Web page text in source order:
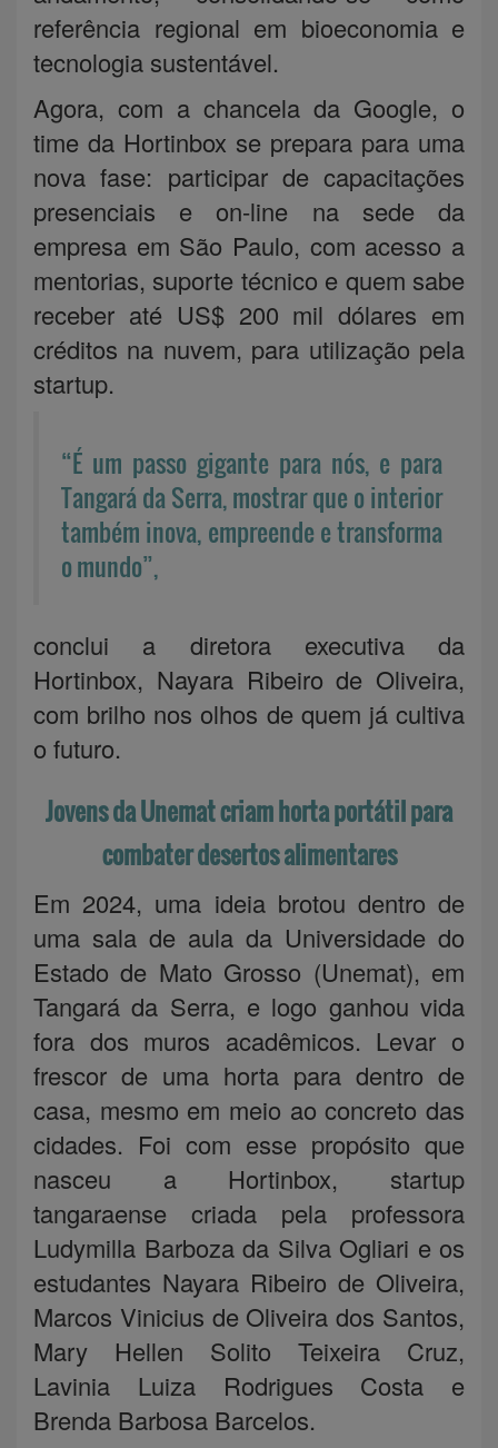
referência regional em bioeconomia e
tecnologia sustentável.
Agora, com a chancela da Google, o
time da Hortinbox se prepara para uma
nova fase: participar de capacitações
presenciais e on-line na sede da
empresa em São Paulo, com acesso a
mentorias, suporte técnico e quem sabe
receber até US$ 200 mil dólares em
créditos na nuvem, para utilização pela
startup.
“É um passo gigante para nós, e para
Tangará da Serra, mostrar que o interior
também inova, empreende e transforma
o mundo”,
conclui a diretora executiva da
Hortinbox, Nayara Ribeiro de Oliveira,
com brilho nos olhos de quem já cultiva
o futuro.
Jovens da Unemat criam horta portátil para
combater desertos alimentares
Em 2024, uma ideia brotou dentro de
uma sala de aula da Universidade do
Estado de Mato Grosso (Unemat), em
Tangará da Serra, e logo ganhou vida
fora dos muros acadêmicos. Levar o
frescor de uma horta para dentro de
casa, mesmo em meio ao concreto das
cidades. Foi com esse propósito que
nasceu a Hortinbox, startup
tangaraense criada pela professora
Ludymilla Barboza da Silva Ogliari e os
estudantes Nayara Ribeiro de Oliveira,
Marcos Vinicius de Oliveira dos Santos,
Mary Hellen Solito Teixeira Cruz,
Lavinia Luiza Rodrigues Costa e
Brenda Barbosa Barcelos.